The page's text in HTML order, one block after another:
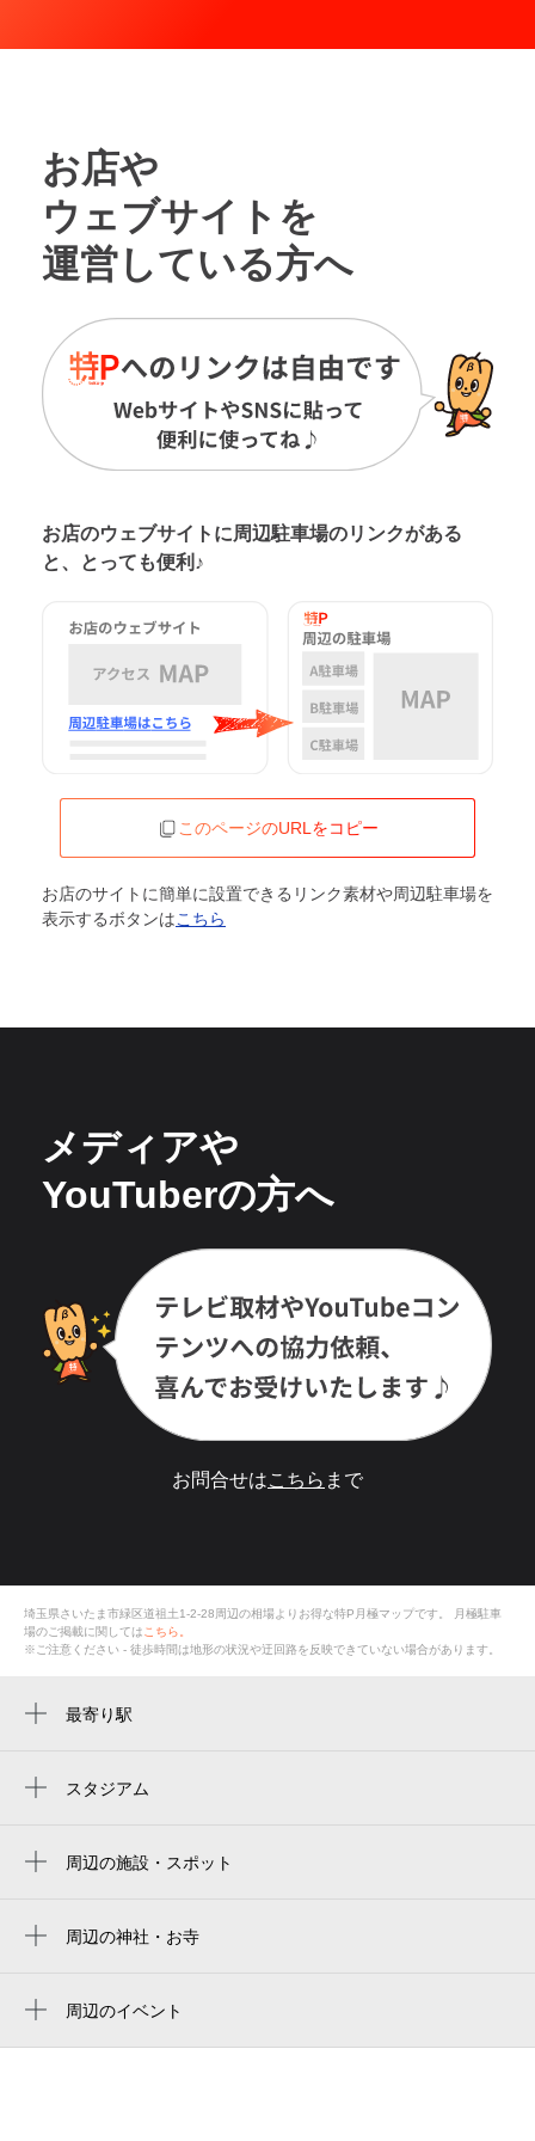
お店や
ウェブサイトを
運営している方へ
お店のウェブサイトに周辺駐車場のリンクがある
と、とっても便利♪
このページのURLをコピー
お店のサイトに簡単に設置できるリンク素材や周辺駐車場を
表示するボタンはこちら
メディアや
YouTuberの方へ
お問合せはこちら まで
埼玉県さいたま市緑区道祖土1-2-28周辺の相場よりお得な特P月極マップです。
月極駐車
場のご掲載に関しては こちら。
※ご注意ください - 徒歩時間は地形の状況や迂回路を反映できていない場合があります。
最寄り駅
スタジアム
浦和駒場スタジアム
周辺の施設・スポット
中耕地公園
FOOT-pal浦和道祖土
周辺の神社・お寺
周辺のイベント